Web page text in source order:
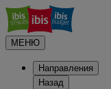
МЕНЮ
Направления
Назад